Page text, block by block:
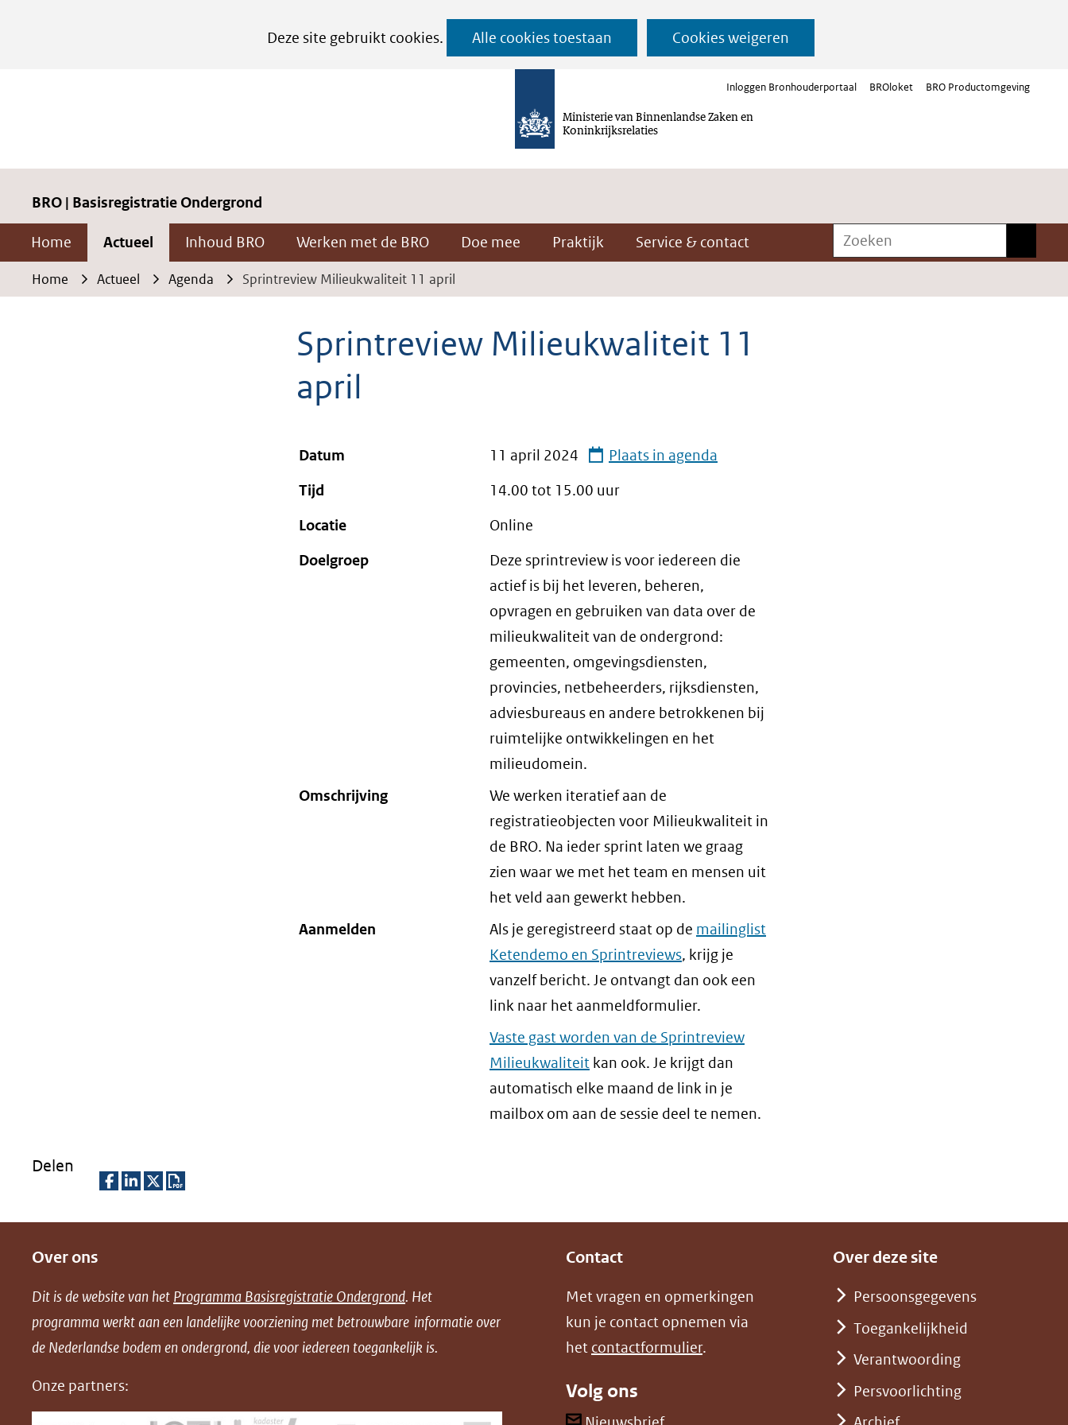
Deze site gebruikt cookies.
van
cookies
op
deze
website
worden
Alle cookies toestaan Cookies weigeren
Ga
naar
de
Ministerie van Binnenlandse Zaken en
Koninkrijksrelaties
Inloggen Bronhouderportaal BROloket BRO Productomgeving
BRO | Basisregistratie Ondergrond
Home Actueel Inhoud BRO Werken met de BRO Doe mee Praktijk Service & contact Zoeken
Home Actueel Agenda Sprintreview Milieukwaliteit 11 april
Sprintreview Milieukwaliteit 11
april
Datum 11 april 2024
Plaats in agenda
Tijd
14.00 tot 15.00 uur
Locatie
Online
Doelgroep
Deze sprintreview is voor iedereen die
actief is bij het leveren, beheren,
opvragen en gebruiken van data over de
milieukwaliteit van de ondergrond:
gemeenten, omgevingsdiensten,
provincies, netbeheerders, rijksdiensten,
adviesbureaus en andere betrokkenen bij
ruimtelijke ontwikkelingen en het
milieudomein.
Omschrijving
We werken iteratief aan de
registratieobjecten voor Milieukwaliteit in
de BRO. Na ieder sprint laten we graag
zien waar we met het team en mensen uit
het veld aan gewerkt hebben.
Aanmelden
Als je geregistreerd staat op de mailinglist
Ketendemo en Sprintreviews, krijg je
vanzelf bericht. Je ontvangt dan ook een
link naar het aanmeldformulier.
Vaste gast worden van de Sprintreview
Milieukwaliteit kan ook. Je krijgt dan
automatisch elke maand de link in je
mailbox om aan de sessie deel te nemen.
Delen
n
o
p
n
o
p
n
o
p
l
o
a
Over ons
Dit is de website van het Programma Basisregistratie Ondergrond. Het
programma werkt aan een landelijke voorziening met betrouwbare informatie over
de Nederlandse bodem en ondergrond, die voor iedereen toegankelijk is.
Onze partners:
Contact
Met vragen en opmerkingen
kun je contact opnemen via
het contactformulier.
Volg ons
Over deze site
Persoonsgegevens
Toegankelijkheid
Verantwoording
Persvoorlichting